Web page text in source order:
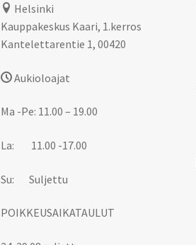
Helsinki
Kauppakeskus Kaari, 1.kerros
Kantelettarentie 1, 00420
Aukioloajat
Ma -Pe: 11.00 – 19.00
La: 11.00 -17.00
Su: Suljettu
POIKKEUSAIKATAULUT